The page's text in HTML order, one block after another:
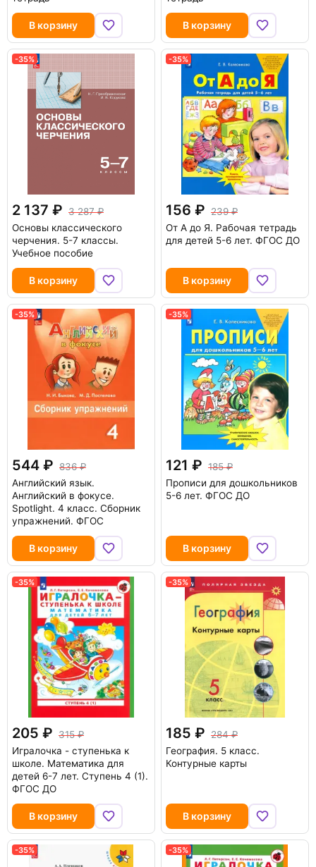
В корзину В корзину
-35%
2 137
3 287
Основы классического
черчения. 5-7 классы.
Учебное пособие
В корзину
-35%
156
239
От А до Я. Рабочая тетрадь
для детей 5-6 лет. ФГОС ДО
В корзину
-35%
544
836
Английский язык.
Английский в фокусе.
Spotlight. 4 класс. Сборник
упражнений. ФГОС
В корзину
-35%
121
185
Прописи для дошкольников
5-6 лет. ФГОС ДО
В корзину
-35%
205
315
Игралочка - ступенька к
школе. Математика для
детей 6-7 лет. Ступень 4 (1).
ФГОС ДО
В корзину
-35%
185
284
География. 5 класс.
Контурные карты
В корзину
-35% -35%